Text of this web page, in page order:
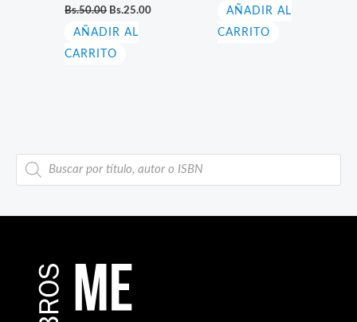
Bs.50.00 El
original
Bs.50.00.
Bs.25.00
AÑADIR AL
CARRITO
original
Bs.120.00.
AÑADIR AL
CARRITO
B
e